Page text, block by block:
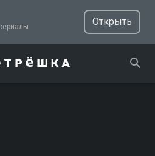
фильмы и сериалы
Открыть